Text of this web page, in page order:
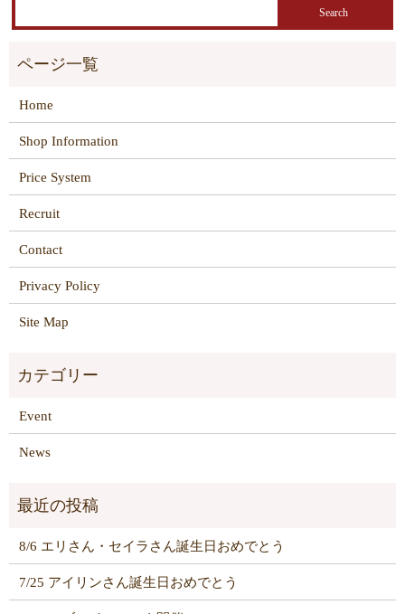
Home
Shop Information
Price System
Recruit
Contact
Privacy Policy
Site Map
Event
News
8/6 エリさん・セイラさん誕生日おめでとう
7/25 アイリンさん誕生日おめでとう